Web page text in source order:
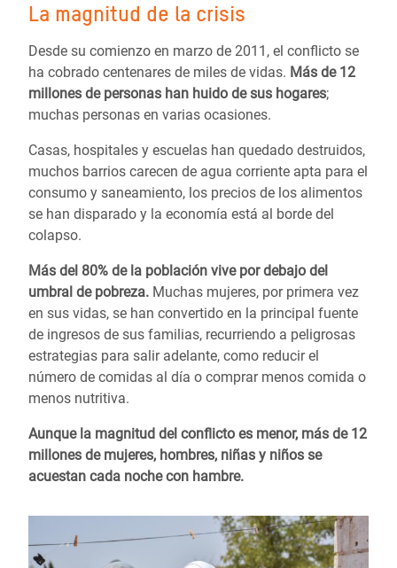
La magnitud de la crisis
Desde su comienzo en marzo de 2011, el conflicto se
ha cobrado centenares de miles de vidas. Más de 12
millones de personas han huido de sus hogares;
muchas personas en varias ocasiones.
Casas, hospitales y escuelas han quedado destruidos,
muchos barrios carecen de agua corriente apta para el
consumo y saneamiento, los precios de los alimentos
se han disparado y la economía está al borde del
colapso.
Más del 80% de la población vive por debajo del
umbral de pobreza. Muchas mujeres, por primera vez
en sus vidas, se han convertido en la principal fuente
de ingresos de sus familias, recurriendo a peligrosas
estrategias para salir adelante, como reducir el
número de comidas al día o comprar menos comida o
menos nutritiva.
Aunque la magnitud del conflicto es menor, más de 12
millones de mujeres, hombres, niñas y niños se
acuestan cada noche con hambre.